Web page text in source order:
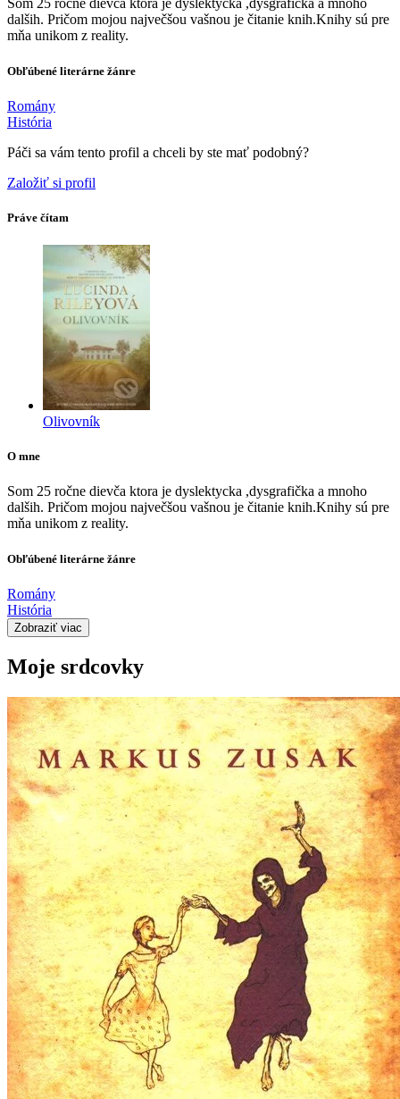
Som 25 ročne dievča ktora je dyslektycka ,dysgrafička a mnoho
dalših. Pričom mojou največšou vašnou je čitanie knih.Knihy sú pre
mňa unikom z reality.
Obľúbené literárne žánre
Romány
História
Páči sa vám tento profil a chceli by ste mať podobný?
Založiť si profil
Práve čítam
Olivovník
O mne
Som 25 ročne dievča ktora je dyslektycka ,dysgrafička a mnoho
dalših. Pričom mojou največšou vašnou je čitanie knih.Knihy sú pre
mňa unikom z reality.
Obľúbené literárne žánre
Romány
História
Zobraziť viac
Moje srdcovky